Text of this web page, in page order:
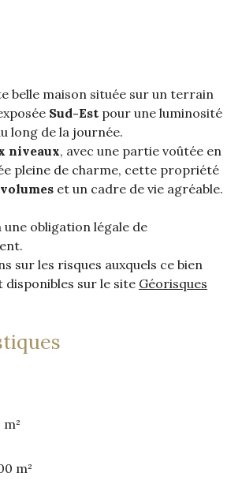
belle maison située sur un terrain
Sud-Est pour une luminosité
long de la journée.
niveaux, avec une partie voûtée en
pleine de charme, cette propriété
et un cadre de vie agréable.
une obligation légale de
sur les risques auxquels ce bien
disponibles sur le site Géorisques
m²
m²